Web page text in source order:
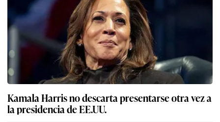
Kamala Harris no descarta presentarse otra vez a
la presidencia de EE.UU.